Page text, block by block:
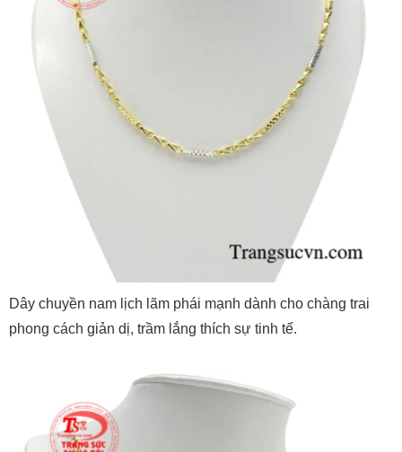
Dây chuyền nam lịch lãm phái mạnh dành cho chàng trai
phong cách giản dị, trầm lắng thích sự tinh tế.